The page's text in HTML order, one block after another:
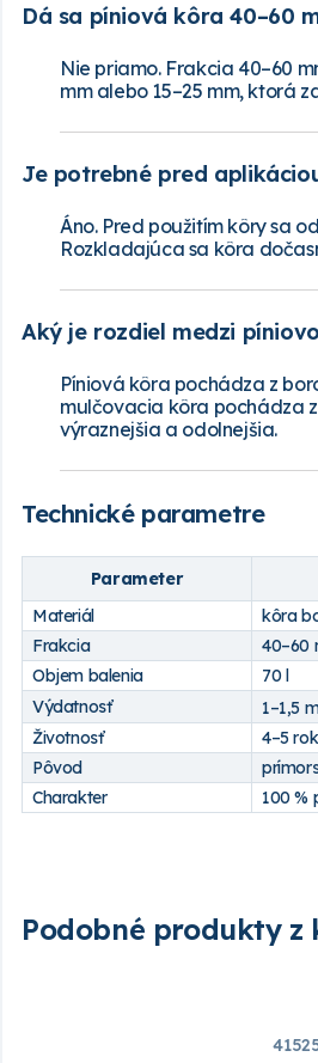
Dá sa píniová kôra 40–60
Nie priamo. Frakcia 40–60
mm alebo 15–25 mm, ktorá
Je potrebné pred
Áno. Pred použitím kôry sa
Rozkladajúca sa kôra
Aký je rozdiel medzi
Píniová kôra pochádza z
mulčovacia kôra pochádza
výraznejšia a odolnejšia.
Technické parametre
Parameter
Materiál
kôra
Frakcia
40–60
Objem balenia
70 l
Výdatnosť
1–1,5
Životnosť
4–5
Pôvod
Charakter
100 %
Podobné produkty z